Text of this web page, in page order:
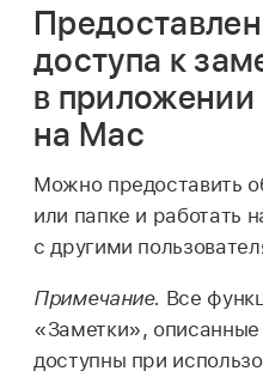
доступа к
в
на Mac
Можно предоставить
или папке и работать
с другими
Примечание. Все
«Заметки», описанные
доступны при